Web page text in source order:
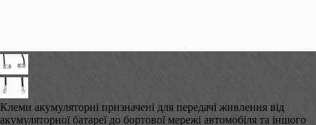
Клеми акумуляторні призначені для передачі живлення від
акумуляторної батареї до бортової мережі автомобіля та іншого